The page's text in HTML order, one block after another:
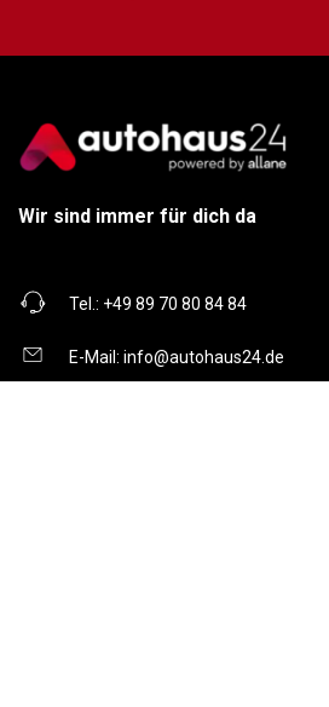
Wir sind immer für dich da
Tel.: +49 89 70 80 84 84
E-Mail: info@autohaus24.de